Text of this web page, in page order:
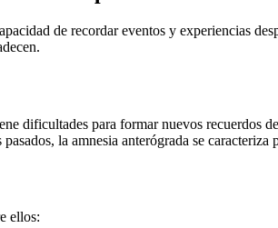
de recordar eventos y experiencias
dificultades para formar nuevos recuerdos
la amnesia anterógrada se
ellos: